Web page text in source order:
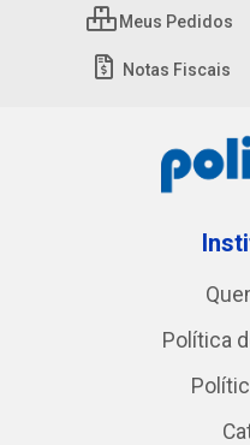
Meus Pedidos
Notas Fiscais
Política